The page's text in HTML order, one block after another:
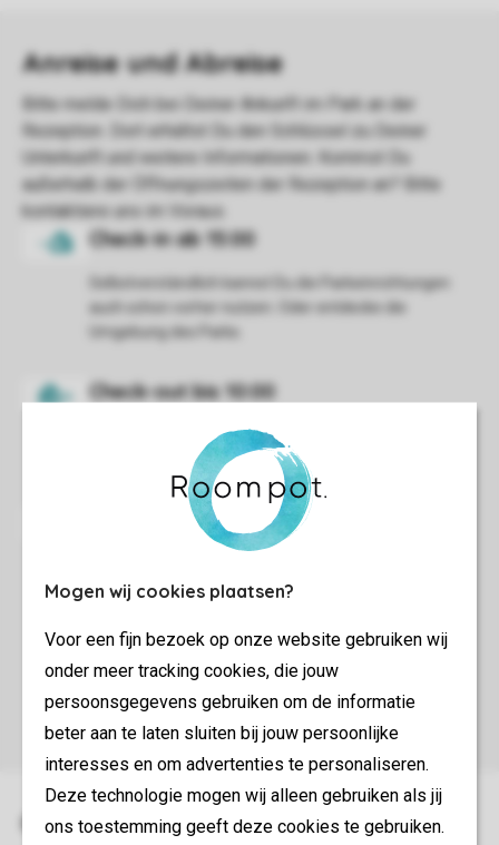
Mogen wij cookies plaatsen?
Voor een fijn bezoek op onze website gebruiken wij
onder meer tracking cookies, die jouw
persoonsgegevens gebruiken om de informatie
beter aan te laten sluiten bij jouw persoonlijke
interesses en om advertenties te personaliseren.
Deze technologie mogen wij alleen gebruiken als jij
ons toestemming geeft deze cookies te gebruiken.
Selbstverständlich kannst Du die Parkeinrichtungen
auch schon vorher nutzen. Oder entdecke die
Umgebung des Parks.
Selbstverständlich bist Du für den Rest des Tages in
den Parkeinrichtungen herzlich willkommen.
hinterlassen, den Abfall zu entsorgen, die
einzusammeln.